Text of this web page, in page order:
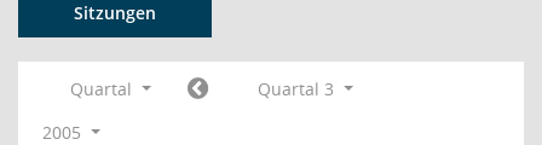
Sitzungen
Quartal
Quartal 3
2005